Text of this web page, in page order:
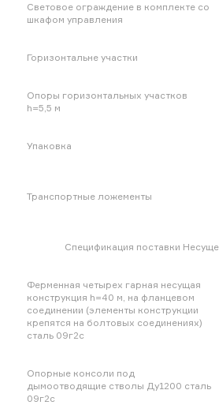
Световое ограждение в комплекте со
шкафом управления
Горизонтальне участки
Опоры горизонтальных участков
h=5,5 м
Упаковка
Транспортные ложементы
Спецификация поставки
Ферменная четырех гарная несущая
конструкция h=40 м, на фланцевом
соединении (элементы конструкции
крепятся на болтовых соединениях)
сталь 09г2с
Опорные консоли под
дымоотводящие стволы Ду1200 сталь
09г2с